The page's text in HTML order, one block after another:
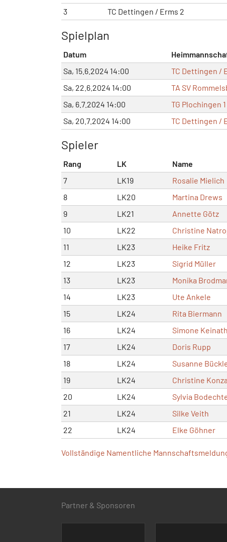
3
TC Dettingen / Erms 2
Spielplan
Datum
Sa, 15.6.2024 14:00
TC Dettingen /
Sa, 22.6.2024 14:00
TA SV
Sa, 6.7.2024 14:00
TG Plochingen 1
Sa, 20.7.2024 14:00
TC Dettingen /
Spieler
Rang LK Name
7
LK19 Rosalie Mielich
8
LK20 Martina Drews
9
LK21 Annette Götz
10
LK22 Christine
11
LK23 Heike Fritz
12
LK23 Sigrid Müller
13
LK23 Monika
14
LK23 Ute Ankele
15
LK24 Rita Biermann
16
LK24 Simone Keinath
17
LK24 Doris Rupp
18
LK24 Susanne
19
LK24 Christine
20
LK24 Sylvia
21
LK24 Silke Veith
22
LK24 Elke Göhner
Vollständige Namentliche
Partner & Sponsoren